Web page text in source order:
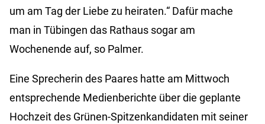
um am Tag der Liebe zu heiraten.“ Dafür mache
man in Tübingen das Rathaus sogar am
Wochenende auf, so Palmer.
Eine Sprecherin des Paares hatte am Mittwoch
entsprechende Medienberichte über die geplante
Hochzeit des Grünen-Spitzenkandidaten mit seiner